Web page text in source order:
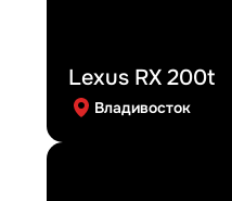
Lexus RX 200t
Владивосток